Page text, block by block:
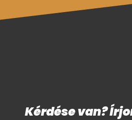
Kérdése van?